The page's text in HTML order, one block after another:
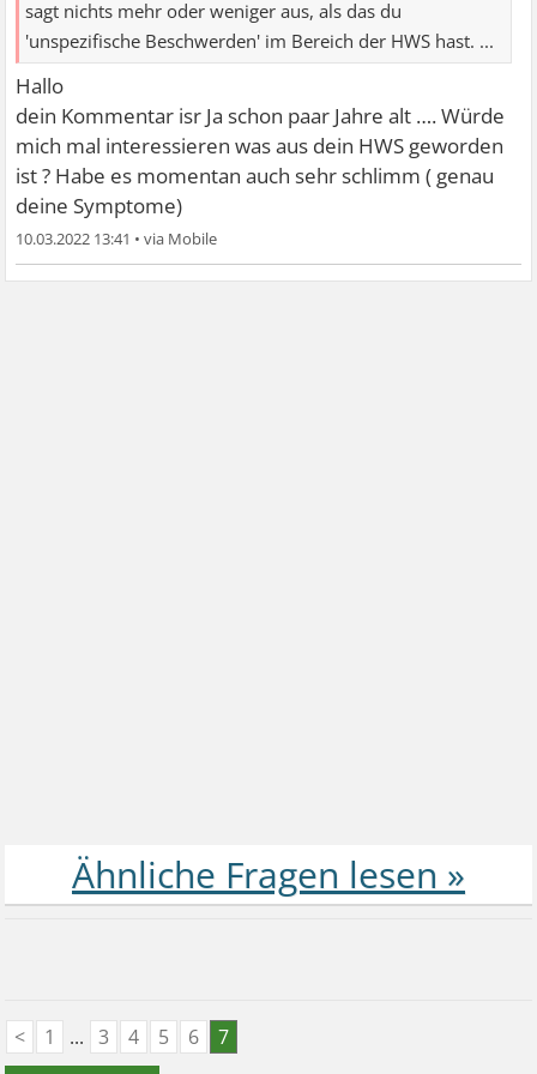
sagt nichts mehr oder weniger aus, als das du
'unspezifische Beschwerden' im Bereich der HWS hast. ...
Hallo
dein Kommentar isr Ja schon paar Jahre alt …. Würde
mich mal interessieren was aus dein HWS geworden
ist ? Habe es momentan auch sehr schlimm ( genau
deine Symptome)
10.03.2022 13:41 •
< 1 ... 3 4 5 6 7